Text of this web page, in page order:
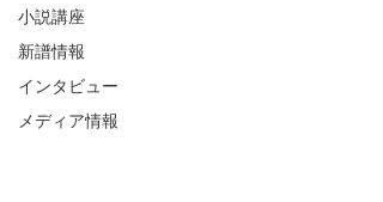
小説講座
新譜情報
インタビュー
メディア情報